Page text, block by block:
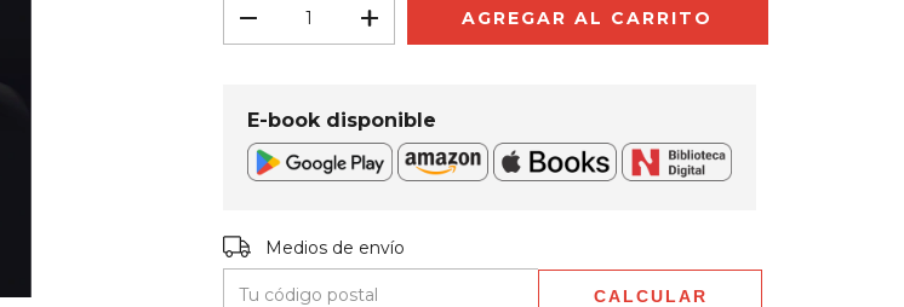
E-book disponible
Entregas para el CP:
Medios de envío
CALCULAR